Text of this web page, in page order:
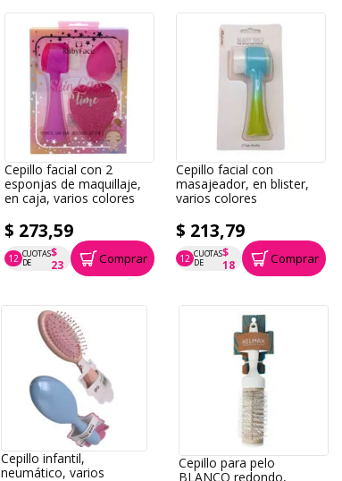
Cepillo facial con 2
esponjas de maquillaje,
en caja, varios colores
$ 273,59
12 CUOTAS
DE
$
23
P.T.F. $ 274 Comprar
Cepillo facial con
masajeador, en blister,
varios colores
$ 213,79
12 CUOTAS
DE
$
18
P.T.F. $ 214 Comprar
Cepillo infantil,
neumático, varios
Cepillo para pelo
BLANCO redondo,